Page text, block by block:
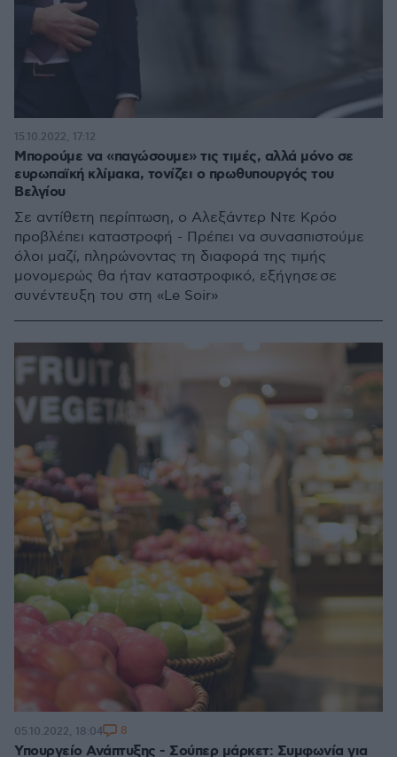
Μπορούμε να «παγώσουμε» τις τιμές, αλλά μόνο σε
ευρωπαϊκή κλίμακα, τονίζει ο πρωθυπουργός του
Βελγίου
Σε αντίθετη περίπτωση, ο Αλεξάντερ Ντε Κρόο
προβλέπει καταστροφή - Πρέπει να συνασπιστούμε
όλοι μαζί, πληρώνοντας τη διαφορά της τιμής
μονομερώς θα ήταν καταστροφικό, εξήγησε σε
συνέντευξη του στη «Le Soir»
15.10.2022, 17:12
Υπουργείο Ανάπτυξης - Σούπερ μάρκετ: Συμφωνία για
05.10.2022, 18:04 8